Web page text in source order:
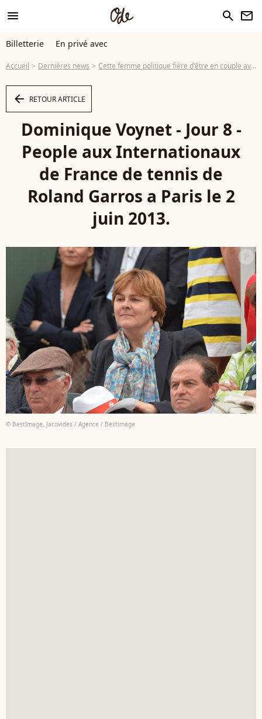
menu search newsletter
Billetterie En privé avec
Accueil Dernières news Cette femme politique fière d'être en couple avec un homme de 12 ans de moins qu'elle, une collègue voulait le lui piquer !
arrow_left RETOUR ARTICLE
Dominique Voynet - Jour 8 -
People aux Internationaux
de France de tennis de
Roland Garros a Paris le 2
juin 2013.
© BestImage, Jacovides / Agence / Bestimage